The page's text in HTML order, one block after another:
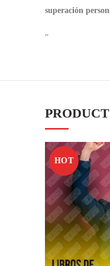
superación
“
HOT